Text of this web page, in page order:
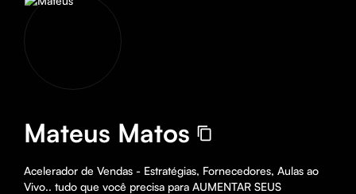
Mateus Matos
Acelerador de Vendas - Estratégias, Fornecedores, Aulas ao
Vivo.. tudo que você precisa para AUMENTAR SEUS